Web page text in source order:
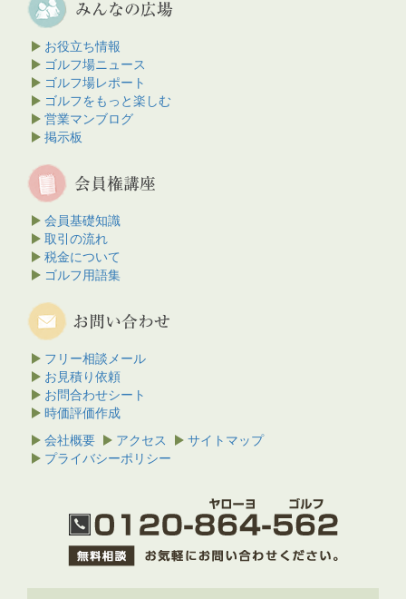
お役立ち情報
ゴルフ場ニュース
ゴルフ場レポート
ゴルフをもっと楽しむ
営業マンブログ
掲示板
会員基礎知識
取引の流れ
税金について
ゴルフ用語集
フリー相談メール
お見積り依頼
お問合わせシート
時価評価作成
会社概要
アクセス
サイトマップ
プライバシーポリシー